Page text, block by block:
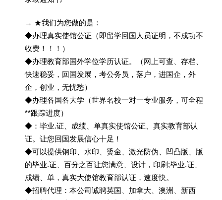
→ ★我们为您做的是：
◆办理真实使馆公证（即留学回国人员证明，不成功不
收费！！！）
◆办理教育部国外学位学历认证。（网上可查、存档、
快速稳妥，回国发展，考公务员，落户，进国企，外
企，创业，无忧愁）
◆办理各国各大学（世界名校一对一专业服务，可全程
**跟踪进度）
◆：毕业.证、成绩、单真实使馆公证、真实教育部认
证。让您回国发展信心十足！
◆可以提供钢印、水印、烫金、激光防伪、凹凸版、版
的毕业.证、百分之百让您满意、设计，印刷;毕业.证、
成绩、单，真实大使馆教育部认证，速度快。
◆招聘代理：本公司诚聘英国、加拿大、澳洲、新西